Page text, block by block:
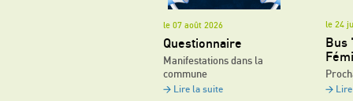
le 07 août 2026
Questionnaire
Manifestations dans la
commune
Lire la suite
le 24
Bus